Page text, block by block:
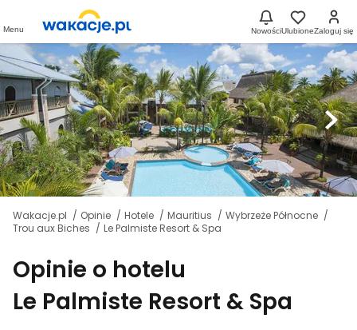
Menu NowościUlubioneZaloguj się
Wakacje.pl Opinie Hotele Mauritius
Wybrzeże Północne
Trou aux Biches
Le Palmiste Resort & Spa
Opinie o hotelu
Le Palmiste Resort & Spa